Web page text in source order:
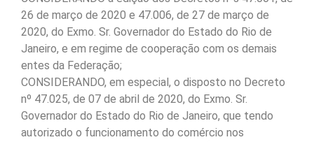
26 de março de 2020 e 47.006, de 27 de março de
2020, do Exmo. Sr. Governador do Estado do Rio de
Janeiro, e em regime de cooperação com os demais
entes da Federação;
CONSIDERANDO, em especial, o disposto no Decreto
nº 47.025, de 07 de abril de 2020, do Exmo. Sr.
Governador do Estado do Rio de Janeiro, que tendo
autorizado o funcionamento do comércio nos